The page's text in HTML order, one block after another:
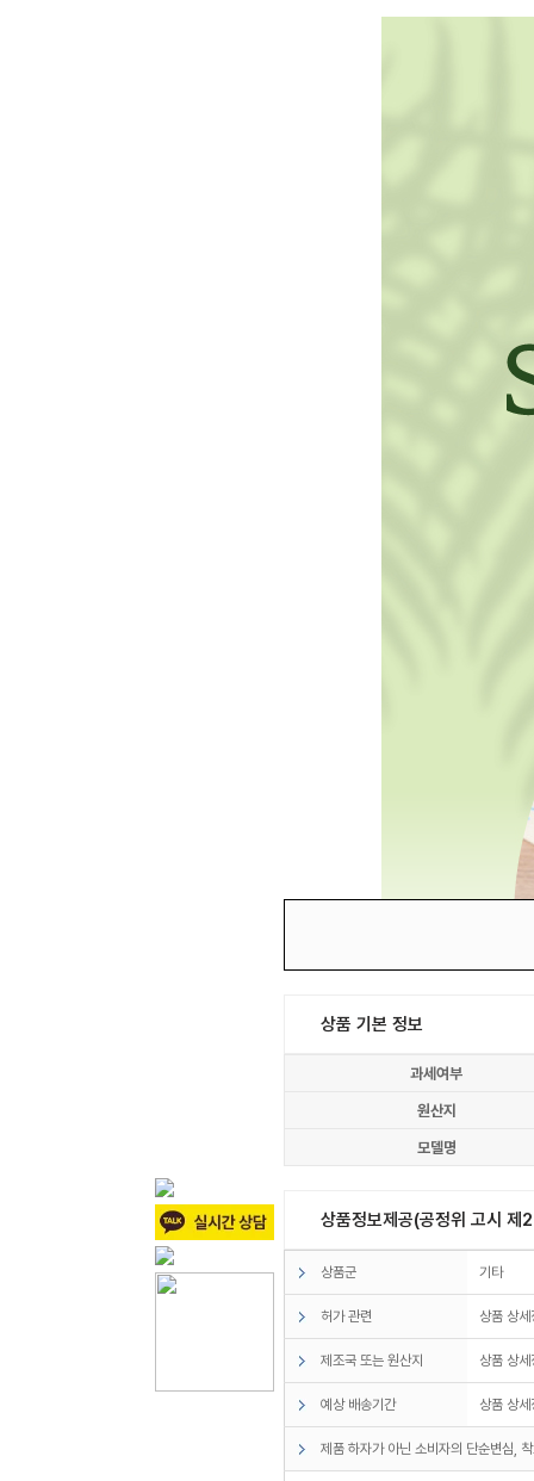
상품 기본 정보
과세여부
원산지
모델명
상품정보제공(공정위 고시
상품군 기타
허가 관련 상품 상
제조국 또는 원산지 상품 상
예상 배송기간 상품 상
제품 하자가 아닌 소비자의 단순변심,